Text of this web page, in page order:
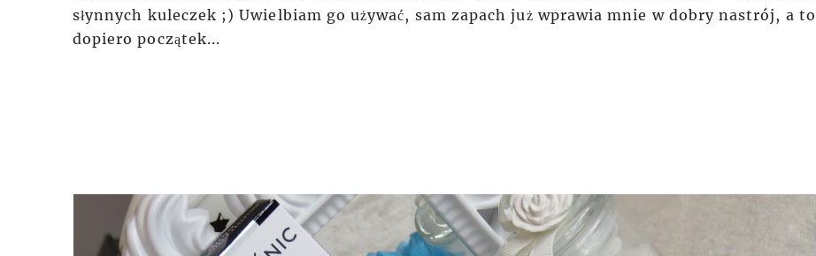
słynnych kuleczek ;) Uwielbiam go używać, sam zapach już wprawia mnie w dobry nastrój, a to
dopiero początek...